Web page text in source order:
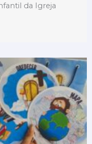
da Igreja